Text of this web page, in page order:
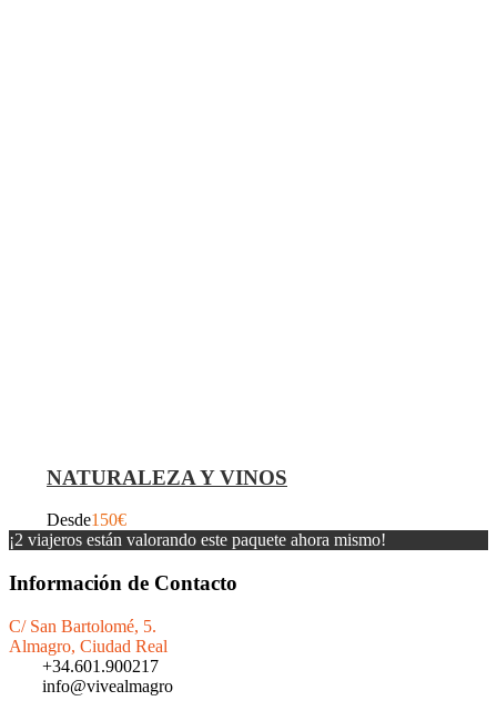
NATURALEZA Y VINOS
Desde150€
¡2 viajeros están valorando este paquete ahora mismo!
Información de Contacto
C/ San Bartolomé, 5.
Almagro, Ciudad Real
+34.601.900217
info@vivealmagro